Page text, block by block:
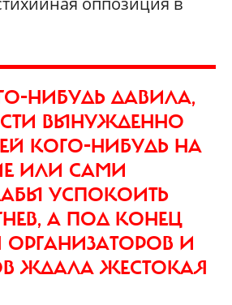
НИБУДЬ ДАВИЛА,
ВЫНУЖДЕННО
КОГО-НИБУДЬ НА
ИЛИ САМИ
УСПОКОИТЬ
А ПОД КОНЕЦ
ОРГАНИЗАТОРОВ И
ЖДАЛА ЖЕСТОКАЯ